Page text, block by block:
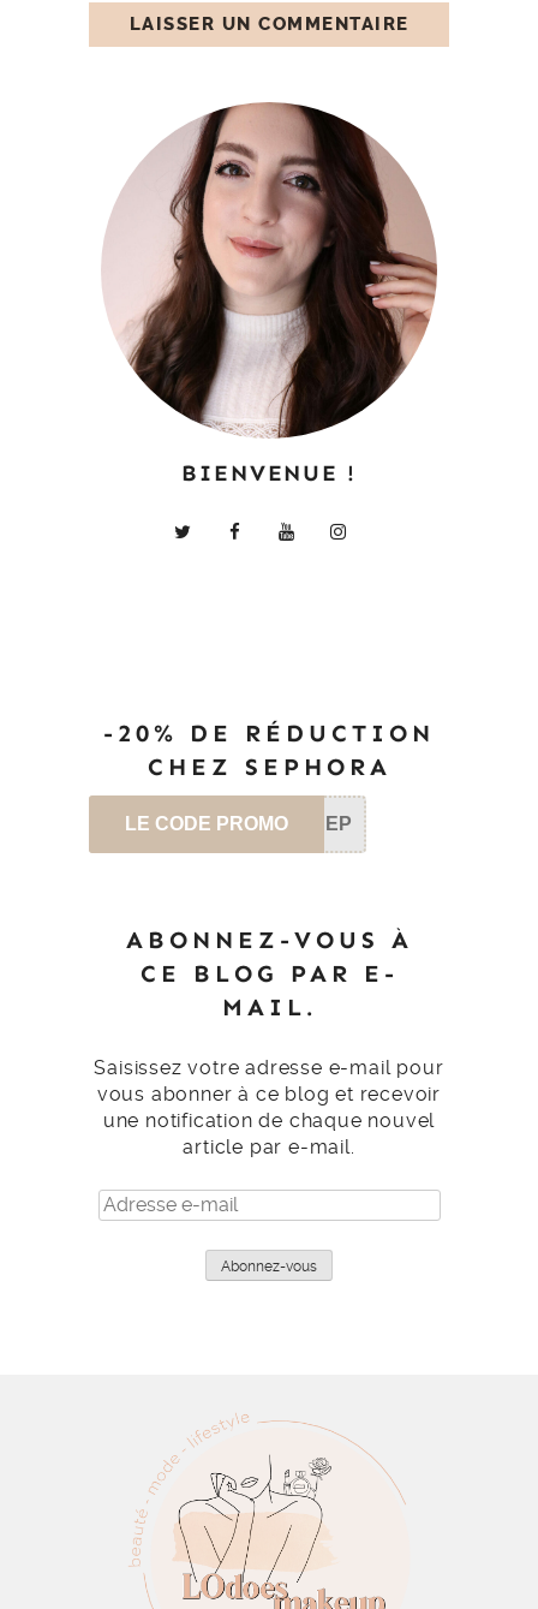
BIENVENUE !
-20% DE RÉDUCTION
CHEZ SEPHORA
LE CODE PROMO SEP
ABONNEZ-VOUS À
CE BLOG PAR E-
MAIL.
Saisissez votre adresse e-mail pour
vous abonner à ce blog et recevoir
une notification de chaque nouvel
article par e-mail.
Adresse
e-
Abonnez-vous